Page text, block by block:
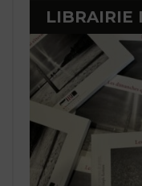
LIBRAIRIE